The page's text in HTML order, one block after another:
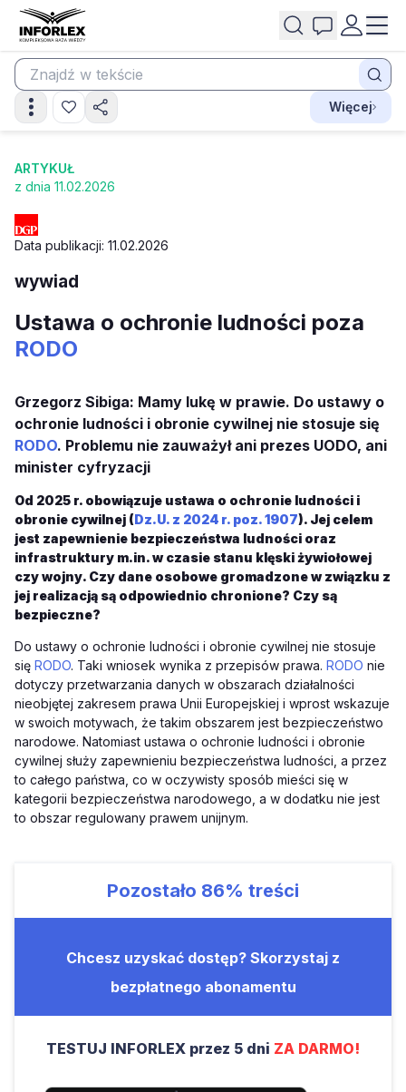
Więcej
ARTYKUŁ
z dnia 11.02.2026
Data publikacji: 11.02.2026
wywiad
Ustawa o ochronie ludności poza
RODO
Grzegorz Sibiga: Mamy lukę w prawie. Do ustawy o
ochronie ludności i obronie cywilnej nie stosuje się
RODO. Problemu nie zauważył ani prezes UODO, ani
minister cyfryzacji
Od 2025 r. obowiązuje ustawa o ochronie ludności i
obronie cywilnej (Dz.U. z 2024 r. poz. 1907). Jej celem
jest zapewnienie bezpieczeństwa ludności oraz
infrastruktury m.in. w czasie stanu klęski żywiołowej
czy wojny. Czy dane osobowe gromadzone w związku z
jej realizacją są odpowiednio chronione? Czy są
bezpieczne?
Do ustawy o ochronie ludności i obronie cywilnej nie stosuje
się RODO. Taki wniosek wynika z przepisów prawa. RODO nie
dotyczy przetwarzania danych w obszarach działalności
nieobjętej zakresem prawa Unii Europejskiej i wprost wskazuje
w swoich motywach, że takim obszarem jest bezpieczeństwo
narodowe. Natomiast ustawa o ochronie ludności i obronie
cywilnej służy zapewnieniu bezpieczeństwa ludności, a przez
to całego państwa, co w oczywisty sposób mieści się w
kategorii bezpieczeństwa narodowego, a w dodatku nie jest
to obszar regulowany prawem unijnym.
Pozostało 86% treści
Chcesz uzyskać dostęp? Skorzystaj z
bezpłatnego abonamentu
TESTUJ INFORLEX przez 5 dni ZA DARMO!